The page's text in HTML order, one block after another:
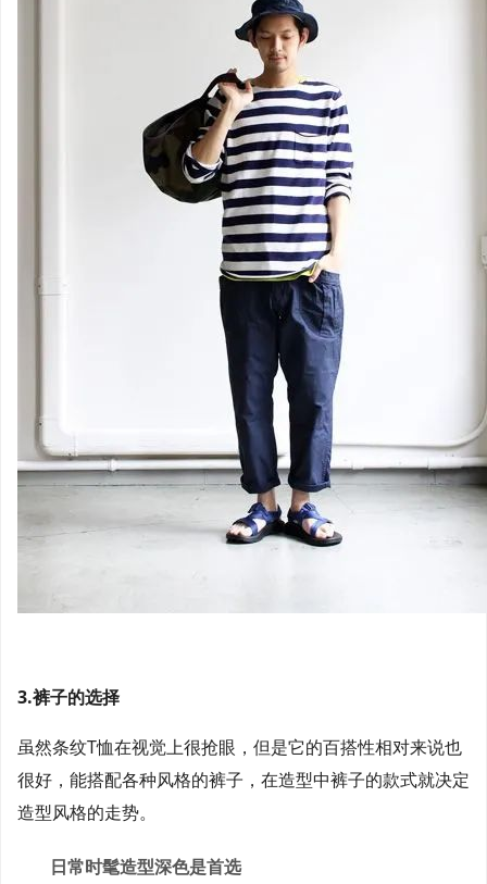
3.裤子的选择
虽然条纹T恤在视觉上很抢眼，但是它的百搭性相对来说也
很好，能搭配各种风格的裤子，在造型中裤子的款式就决定
造型风格的走势。
日常时髦造型深色是首选